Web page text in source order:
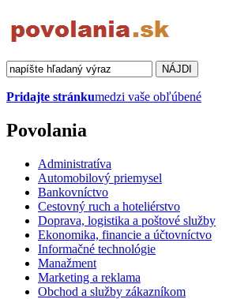
Pridajte stránkumedzi vaše obľúbené
Povolania
Administratíva
Automobilový priemysel
Bankovníctvo
Cestovný ruch a hoteliérstvo
Doprava, logistika a poštové služby
Ekonomika, financie a účtovníctvo
Informačné technológie
Manažment
Marketing a reklama
Obchod a služby zákazníkom